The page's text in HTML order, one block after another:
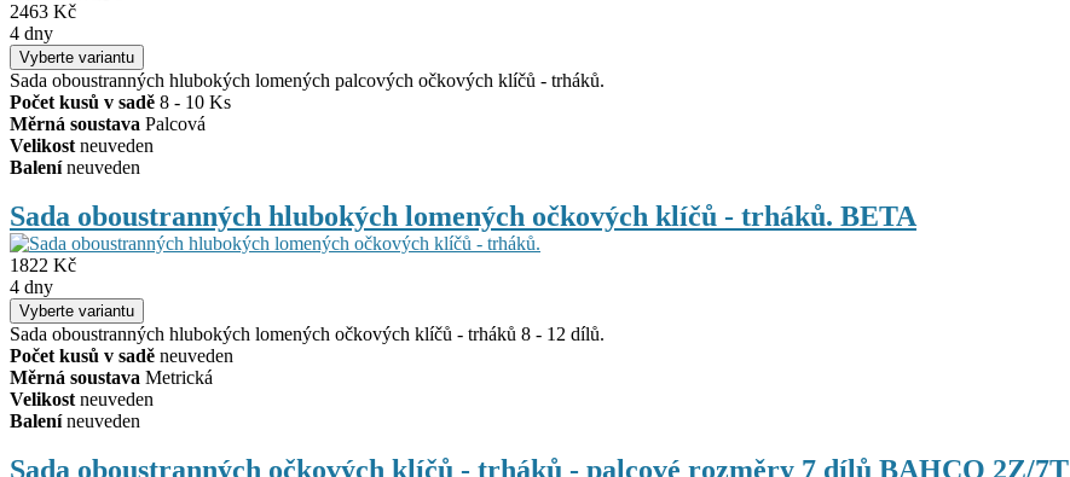
2463 Kč
4 dny
Sada oboustranných hlubokých lomených palcových očkových klíčů - trháků.
Počet kusů v sadě 8 - 10 Ks
Měrná soustava Palcová
Velikost neuveden
Baleníneuveden
Sada oboustranných hlubokých lomených očkových klíčů - trháků. BETA
1822 Kč
4 dny
Sada oboustranných hlubokých lomených očkových klíčů - trháků 8 - 12 dílů.
Počet kusů v sadě neuveden
Měrná soustava Metrická
Velikost neuveden
Baleníneuveden
Sada oboustranných očkových klíčů - trháků - palcové rozměry 7 dílů BAHCO 2Z/7T